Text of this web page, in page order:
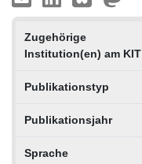
Zugehörige
Institution(en) am KIT
Publikationstyp
Publikationsjahr
Sprache